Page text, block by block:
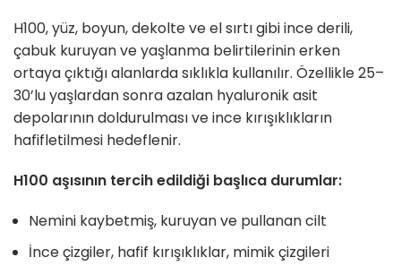
H100, yüz, boyun, dekolte ve el sırtı gibi ince derili,
çabuk kuruyan ve yaşlanma belirtilerinin erken
ortaya çıktığı alanlarda sıklıkla kullanılır. Özellikle 25–
30’lu yaşlardan sonra azalan hyaluronik asit
depolarının doldurulması ve ince kırışıklıkların
hafifletilmesi hedeflenir.
H100 aşısının tercih edildiği başlıca durumlar:
Nemini kaybetmiş, kuruyan ve pullanan cilt
İnce çizgiler, hafif kırışıklıklar, mimik çizgileri